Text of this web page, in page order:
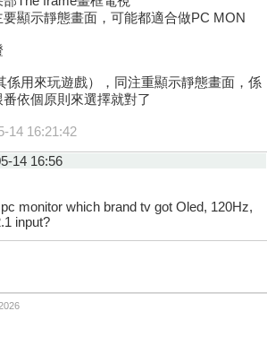
顯示靜態畫面，可能都適合做PC MON
係用來玩遊戲），同注重顯示靜態畫面，係
依個原則來選擇就對了
14 16:21:42
14 16:56
monitor which brand tv got Oled, 120Hz,
input?